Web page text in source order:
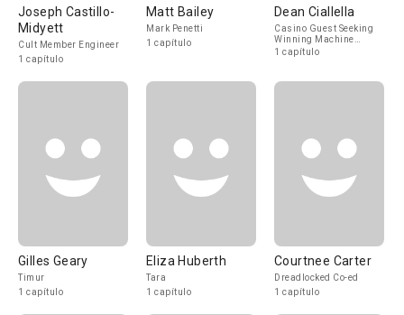
Joseph Castillo-
Midyett
Cult Member Engineer
1 capítulo
Matt Bailey
Mark Penetti
1 capítulo
Dean Ciallella
Casino Guest Seeking
Winning Machine
(uncredited)
1 capítulo
Gilles Geary
Timur
1 capítulo
Eliza Huberth
Tara
1 capítulo
Courtnee Carter
Dreadlocked Co-ed
1 capítulo